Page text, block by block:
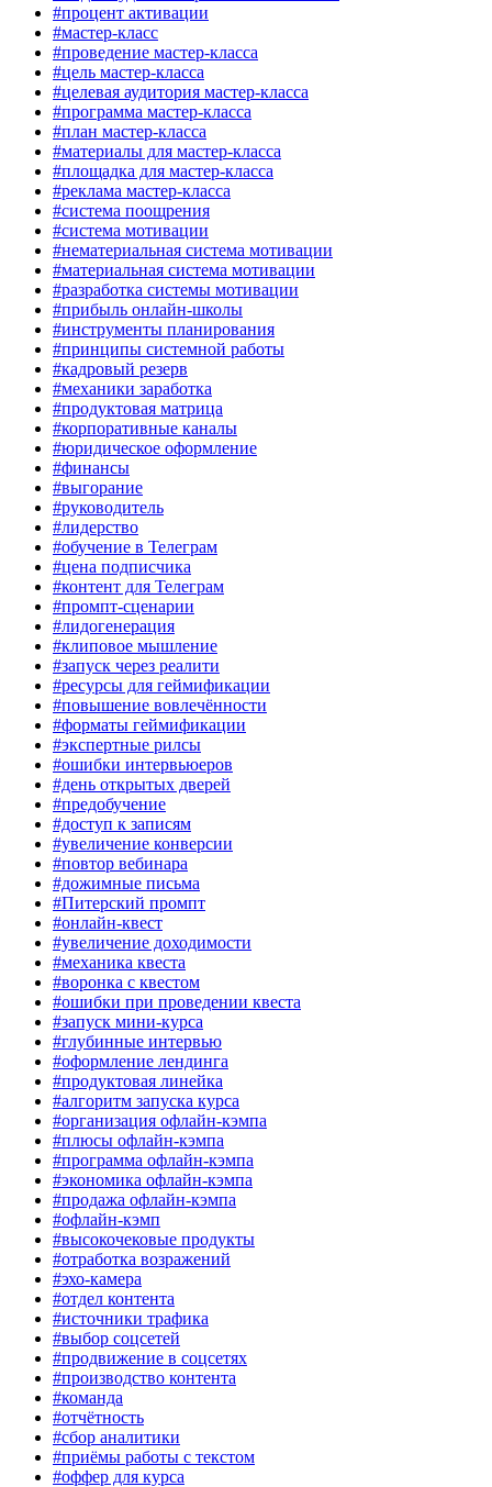
#процент активации
#мастер-класс
#проведение мастер-класса
#цель мастер-класса
#целевая аудитория мастер-класса
#программа мастер-класса
#план мастер-класса
#материалы для мастер-класса
#площадка для мастер-класса
#реклама мастер-класса
#система поощрения
#система мотивации
#нематериальная система мотивации
#материальная система мотивации
#разработка системы мотивации
#прибыль онлайн-школы
#инструменты планирования
#принципы системной работы
#кадровый резерв
#механики заработка
#продуктовая матрица
#корпоративные каналы
#юридическое оформление
#финансы
#выгорание
#руководитель
#лидерство
#обучение в Телеграм
#цена подписчика
#контент для Телеграм
#промпт-сценарии
#лидогенерация
#клиповое мышление
#запуск через реалити
#ресурсы для геймификации
#повышение вовлечённости
#форматы геймификации
#экспертные рилсы
#ошибки интервьюеров
#день открытых дверей
#предобучение
#доступ к записям
#увеличение конверсии
#повтор вебинара
#дожимные письма
#Питерский промпт
#онлайн-квест
#увеличение доходимости
#механика квеста
#воронка с квестом
#ошибки при проведении квеста
#запуск мини-курса
#глубинные интервью
#оформление лендинга
#продуктовая линейка
#алгоритм запуска курса
#организация офлайн-кэмпа
#плюсы офлайн-кэмпа
#программа офлайн-кэмпа
#экономика офлайн-кэмпа
#продажа офлайн-кэмпа
#офлайн-кэмп
#высокочековые продукты
#отработка возражений
#эхо-камера
#отдел контента
#источники трафика
#выбор соцсетей
#продвижение в соцсетях
#производство контента
#команда
#отчётность
#сбор аналитики
#приёмы работы с текстом
#оффер для курса